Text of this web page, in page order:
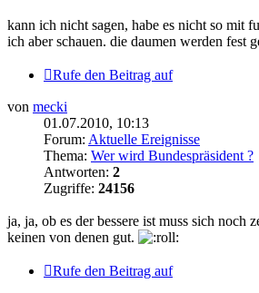
kann ich nicht sagen, habe es nicht so mit
ich aber schauen. die daumen werden fest
Rufe den Beitrag auf
von mecki
01.07.2010, 10:13
Forum: Aktuelle Ereignisse
Thema: Wer wird Bundespräsident ?
Antworten: 2
Zugriffe: 24156
ja, ja, ob es der bessere ist muss sich noch
keinen von denen gut.
Rufe den Beitrag auf